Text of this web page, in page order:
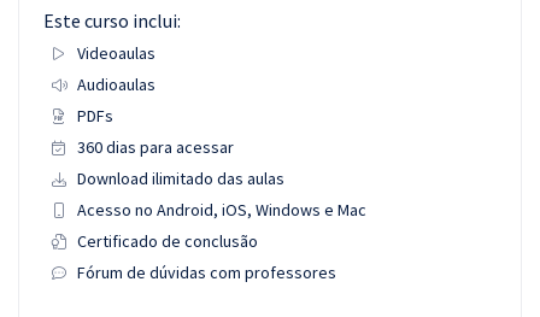
Este curso inclui:
Videoaulas
Audioaulas
PDFs
360 dias para acessar
Download ilimitado das aulas
Acesso no Android, iOS, Windows e Mac
Certificado de conclusão
Fórum de dúvidas com professores